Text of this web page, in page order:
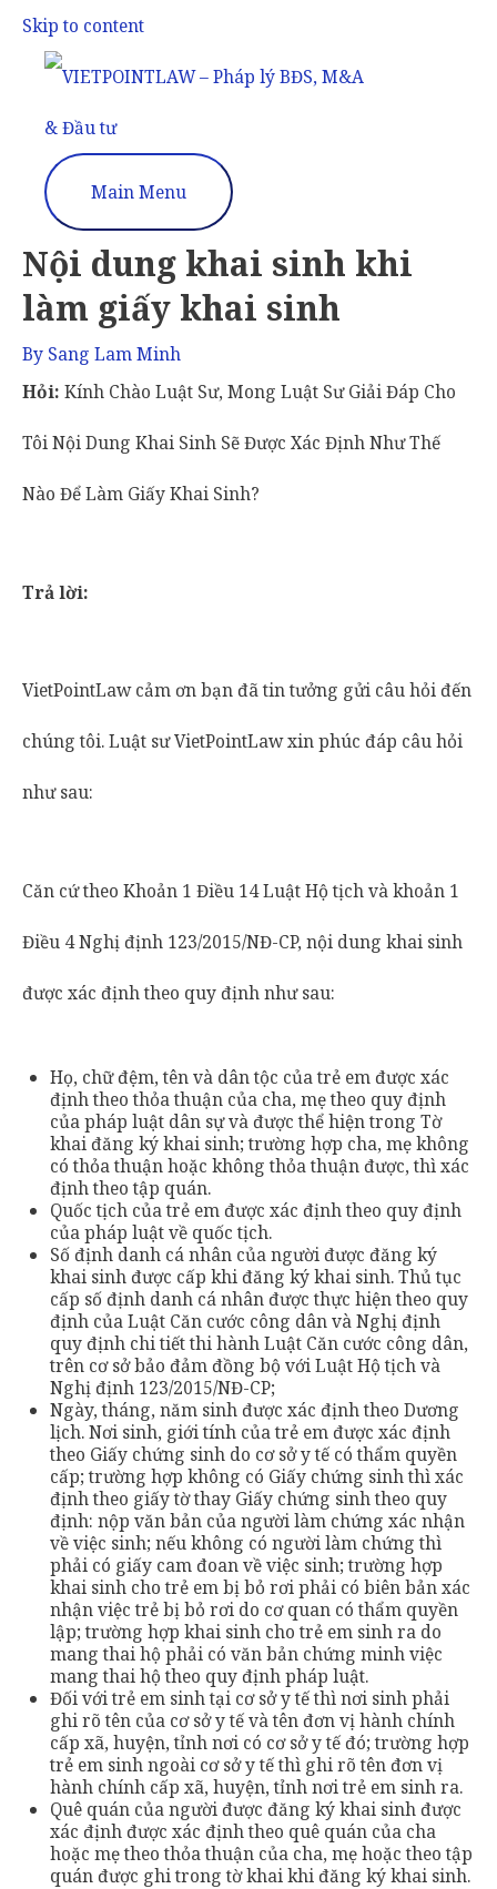
Skip to content
Main Menu
Nội dung khai sinh khi
làm giấy khai sinh
By Sang Lam Minh
Hỏi: Kính Chào Luật Sư, Mong Luật Sư Giải Đáp Cho
Tôi Nội Dung Khai Sinh Sẽ Được Xác Định Như Thế
Nào Để Làm Giấy Khai Sinh?
Trả lời:
VietPointLaw cảm ơn bạn đã tin tưởng gửi câu hỏi đến
chúng tôi. Luật sư VietPointLaw xin phúc đáp câu hỏi
như sau:
Căn cứ theo Khoản 1 Điều 14 Luật Hộ tịch và khoản 1
Điều 4 Nghị định 123/2015/NĐ-CP, nội dung khai sinh
được xác định theo quy định như sau:
Họ, chữ đệm, tên và dân tộc của trẻ em được xác
định theo thỏa thuận của cha, mẹ theo quy định
của pháp luật dân sự và được thể hiện trong Tờ
khai đăng ký khai sinh; trường hợp cha, mẹ không
có thỏa thuận hoặc không thỏa thuận được, thì xác
định theo tập quán.
Quốc tịch của trẻ em được xác định theo quy định
của pháp luật về quốc tịch.
Số định danh cá nhân của người được đăng ký
khai sinh được cấp khi đăng ký khai sinh. Thủ tục
cấp số định danh cá nhân được thực hiện theo quy
định của Luật Căn cước công dân và Nghị định
quy định chi tiết thi hành Luật Căn cước công dân,
trên cơ sở bảo đảm đồng bộ với Luật Hộ tịch và
Nghị định 123/2015/NĐ-CP;
Ngày, tháng, năm sinh được xác định theo Dương
lịch. Nơi sinh, giới tính của trẻ em được xác định
theo Giấy chứng sinh do cơ sở y tế có thẩm quyền
cấp; trường hợp không có Giấy chứng sinh thì xác
định theo giấy tờ thay Giấy chứng sinh theo quy
định: nộp văn bản của người làm chứng xác nhận
về việc sinh; nếu không có người làm chứng thì
phải có giấy cam đoan về việc sinh; trường hợp
khai sinh cho trẻ em bị bỏ rơi phải có biên bản xác
nhận việc trẻ bị bỏ rơi do cơ quan có thẩm quyền
lập; trường hợp khai sinh cho trẻ em sinh ra do
mang thai hộ phải có văn bản chứng minh việc
mang thai hộ theo quy định pháp luật.
Đối với trẻ em sinh tại cơ sở y tế thì nơi sinh phải
ghi rõ tên của cơ sở y tế và tên đơn vị hành chính
cấp xã, huyện, tỉnh nơi có cơ sở y tế đó; trường hợp
trẻ em sinh ngoài cơ sở y tế thì ghi rõ tên đơn vị
hành chính cấp xã, huyện, tỉnh nơi trẻ em sinh ra.
Quê quán của người được đăng ký khai sinh được
xác định được xác định theo quê quán của cha
hoặc mẹ theo thỏa thuận của cha, mẹ hoặc theo tập
quán được ghi trong tờ khai khi đăng ký khai sinh.